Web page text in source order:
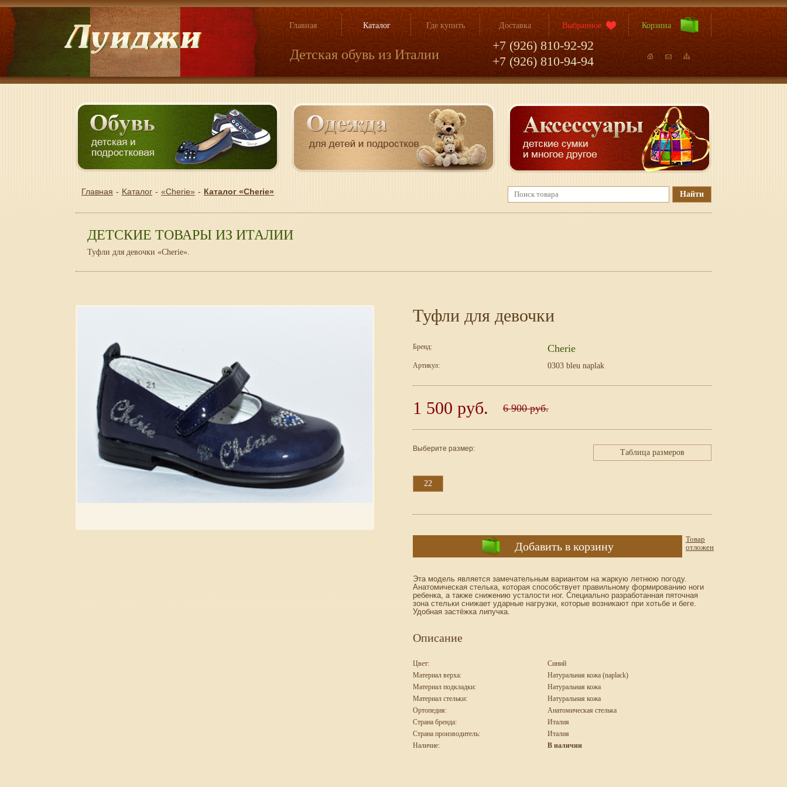
Главная Каталог Где купить Доставка Выбранное Корзина
Детская обувь из Италии
+7 (926) 810-92-92
+7 (926) 810-94-94
Главная Kаталог «Cherie» Каталог «Cherie» Найти
ДЕТСКИЕ ТОВАРЫ ИЗ ИТАЛИИ
Туфли для девочки «Cherie».
Туфли для девочки
Бренд: Cherie
Артикул: 0303 bleu naplak
1 500 руб. 6 900 руб.
Выберите размер: Таблица размеров
22
Добавить в корзину
Товар
отложен
Эта модель является замечательным вариантом на жаркую летнюю погоду.
Анатомическая стелька, которая способствует правильному формированию ноги
ребенка, а также снижению усталости ног. Специально разработанная пяточная
зона стельки снижает ударные нагрузки, которые возникают при хотьбе и беге.
Удобная застёжка липучка.
Описание
Цвет:
Синий
Материал верха:
Натуральная кожа (naplack)
Материал подкладки:
Натуральная кожа
Материал стельки:
Натуральная кожа
Ортопедия:
Анатомическая стелька
Страна бренда:
Италия
Страна производитель:
Италия
Наличие:
В наличии